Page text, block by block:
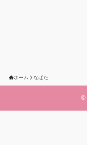
ホーム なぱた
©